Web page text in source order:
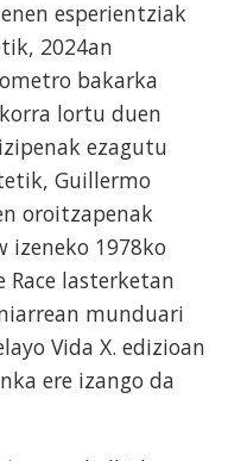
esperientziak
2024an
bakarka
lortu duen
ezagutu
Guillermo
oroitzapenak
izeneko 1978ko
Race lasterketan
munduari
Vida X. edizioan
ere izango da